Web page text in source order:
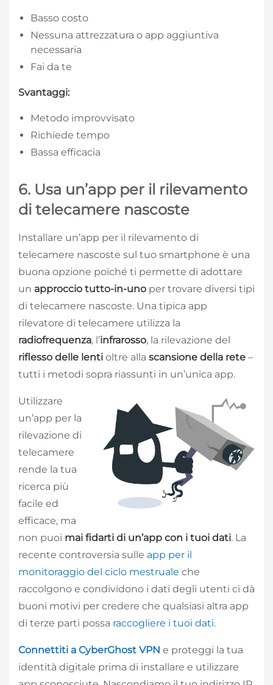
Basso costo
Nessuna attrezzatura o app aggiuntiva
necessaria
Fai da te
Svantaggi:
Metodo improvvisato
Richiede tempo
Bassa efficacia
6. Usa un’app per il rilevamento
di telecamere nascoste
Installare un’app per il rilevamento di
telecamere nascoste sul tuo smartphone è una
buona opzione poiché ti permette di adottare
un approccio tutto-in-uno per trovare diversi tipi
di telecamere nascoste. Una tipica app
rilevatore di telecamere utilizza la
radiofrequenza, l’infrarosso, la rilevazione del
riflesso delle lenti oltre alla scansione della rete –
tutti i metodi sopra riassunti in un’unica app.
Utilizzare
un’app per la
rilevazione di
telecamere
rende la tua
ricerca più
facile ed
efficace, ma
non puoi mai fidarti di un’app con i tuoi dati. La
recente controversia sulle app per il
monitoraggio del ciclo mestruale che
raccolgono e condividono i dati degli utenti ci dà
buoni motivi per credere che qualsiasi altra app
di terze parti possa raccogliere i tuoi dati.
Connettiti a CyberGhost VPN e proteggi la tua
identità digitale prima di installare e utilizzare